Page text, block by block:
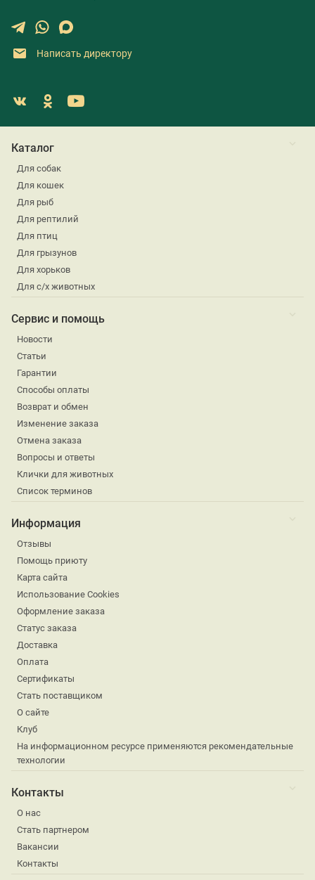
Написать директору
Каталог
Для собак
Для кошек
Для рыб
Для рептилий
Для птиц
Для грызунов
Для хорьков
Для с/х животных
Сервис и помощь
Новости
Статьи
Гарантии
Способы оплаты
Возврат и обмен
Изменение заказа
Отмена заказа
Вопросы и ответы
Клички для животных
Список терминов
Информация
Отзывы
Помощь приюту
Карта сайта
Использование Cookies
Оформление заказа
Статус заказа
Доставка
Оплата
Сертификаты
Стать поставщиком
О сайте
Клуб
На информационном ресурсе применяются рекомендательные
технологии
Контакты
О нас
Стать партнером
Вакансии
Контакты